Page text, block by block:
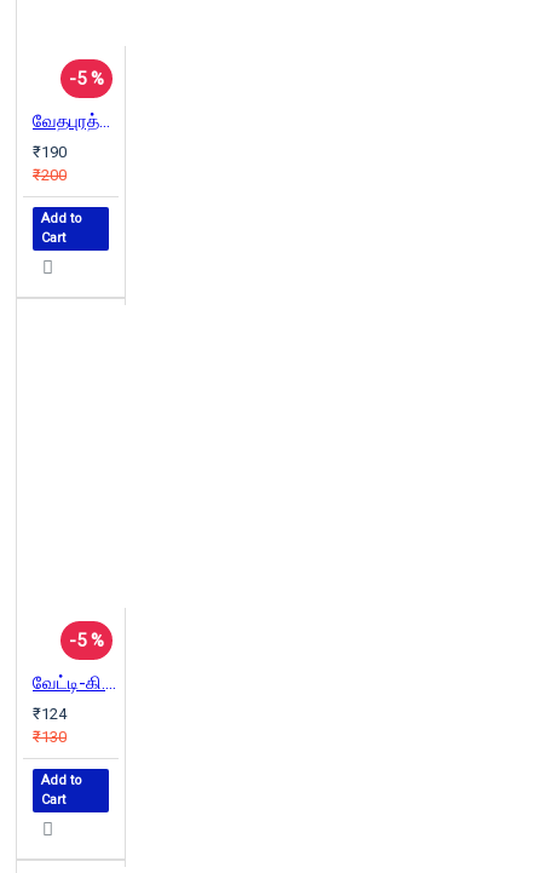
-5 %
வேதபுரத்தார்க்கு
₹190
₹200
Add to
Cart
-5 %
வேட்டி-கி.ரா
₹124
₹130
Add to
Cart